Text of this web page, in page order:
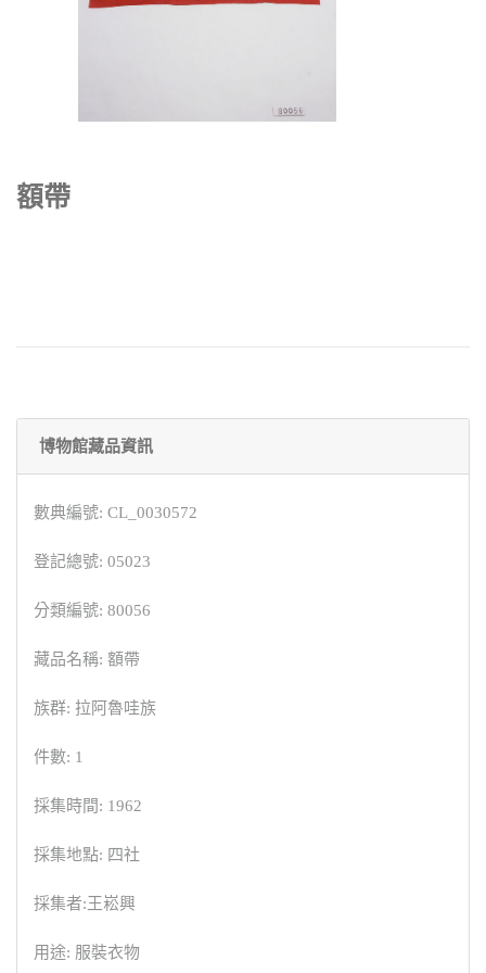
額帶
博物館藏品資訊
數典編號: CL_0030572
登記總號: 05023
分類編號: 80056
藏品名稱: 額帶
族群: 拉阿魯哇族
件數: 1
採集時間: 1962
採集地點: 四社
採集者:王崧興
用途: 服裝衣物